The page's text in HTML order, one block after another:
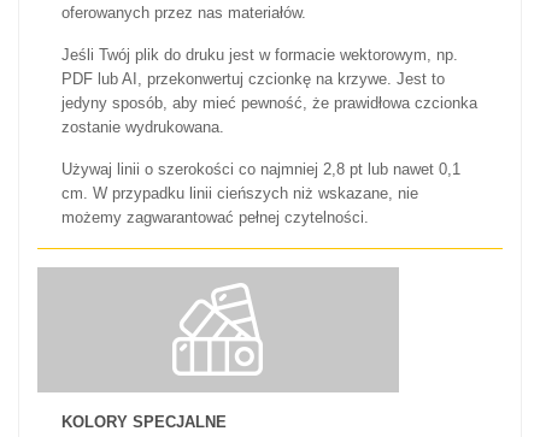
oferowanych przez nas materiałów.
Jeśli Twój plik do druku jest w formacie wektorowym, np.
PDF lub AI, przekonwertuj czcionkę na krzywe. Jest to
jedyny sposób, aby mieć pewność, że prawidłowa czcionka
zostanie wydrukowana.
Używaj linii o szerokości co najmniej 2,8 pt lub nawet 0,1
cm. W przypadku linii cieńszych niż wskazane, nie
możemy zagwarantować pełnej czytelności.
KOLORY SPECJALNE